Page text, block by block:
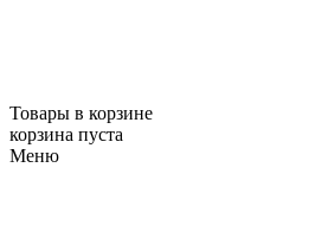
Товары в корзине
корзина пуста
Меню